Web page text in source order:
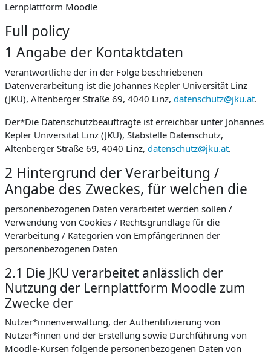
Lernplattform Moodle
Full policy
1 Angabe der Kontaktdaten
Verantwortliche der in der Folge beschriebenen
Datenverarbeitung ist die Johannes Kepler Universität Linz
(JKU), Altenberger Straße 69, 4040 Linz, datenschutz@jku.at.
Der*Die Datenschutzbeauftragte ist erreichbar unter Johannes
Kepler Universität Linz (JKU), Stabstelle Datenschutz,
Altenberger Straße 69, 4040 Linz, datenschutz@jku.at.
2 Hintergrund der Verarbeitung /
Angabe des Zweckes, für welchen die
personenbezogenen Daten verarbeitet werden sollen /
Verwendung von Cookies / Rechtsgrundlage für die
Verarbeitung / Kategorien von EmpfängerInnen der
personenbezogenen Daten
2.1 Die JKU verarbeitet anlässlich der
Nutzung der Lernplattform Moodle zum
Zwecke der
Nutzer*innenverwaltung, der Authentifizierung von
Nutzer*innen und der Erstellung sowie Durchführung von
Moodle-Kursen folgende personenbezogenen Daten von